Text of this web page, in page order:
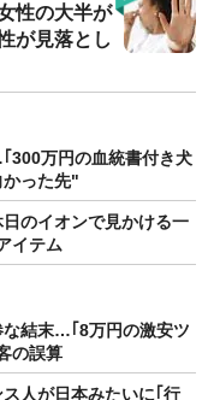
性の大半が
が見落とし
300万円の血統書付き犬
かった先"
のイオンで見かける一
イテム
な結末…｢8万円の激安ツ
の誤算
人が日本みたいに｢行